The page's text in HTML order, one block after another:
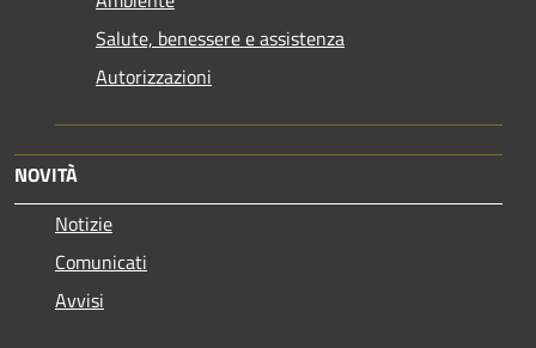
Salute, benessere e assistenza
Autorizzazioni
NOVITÀ
Notizie
Comunicati
Avvisi